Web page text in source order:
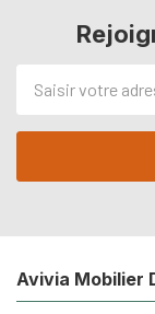
de
courriel
Avivia Mobilier